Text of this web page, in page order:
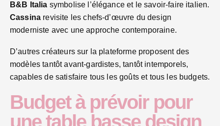
B&B Italia symbolise l’élégance et le savoir-faire italien.
Cassina revisite les chefs-d’œuvre du design
moderniste avec une approche contemporaine.
D’autres créateurs sur la plateforme proposent des
modèles tantôt avant-gardistes, tantôt intemporels,
capables de satisfaire tous les goûts et tous les budgets.
Budget à prévoir pour